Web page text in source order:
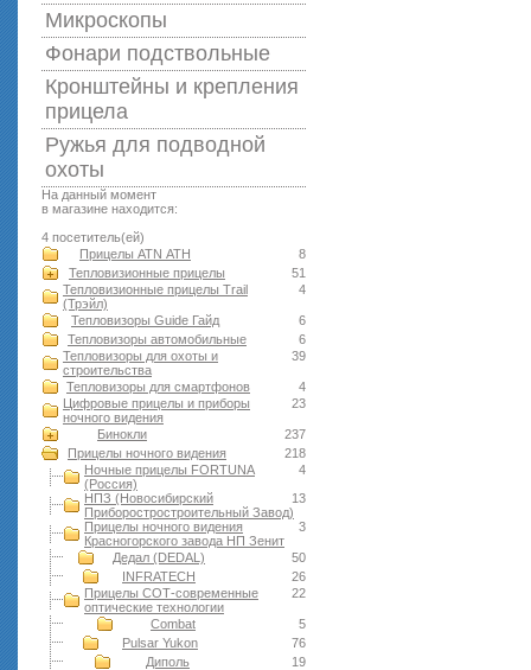
Микроскопы
Фонари подствольные
Кронштейны и крепления
прицела
Ружья для подводной
оxоты
На данный момент
в магазине находится:
4 посетитель(ей)
8
Прицелы ATN АТН
51
Тепловизионные прицелы
4
Тепловизионные прицелы Trail
(Трэйл)
6
Тепловизоры Guide Гайд
6
Тепловизоры автомобильные
39
Тепловизоры для охоты и
строительства
4
Тепловизоры для смартфонов
23
Цифровые прицелы и приборы
ночного видения
237
Бинокли
218
Прицелы ночного видения
4
Ночные прицелы FORTUNA
(Россия)
13
НПЗ (Новосибирский
Приборостростроительный Завод)
3
Прицелы ночного видения
Красногорского завода НП Зенит
50
Дедал (DEDAL)
26
INFRATECH
22
Прицелы СОТ-современные
оптические технологии
5
Combat
76
Pulsar Yukon
19
Диполь